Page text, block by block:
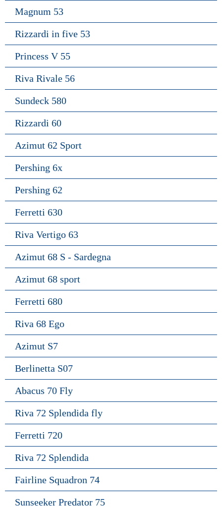
Magnum 53
Rizzardi in five 53
Princess V 55
Riva Rivale 56
Sundeck 580
Rizzardi 60
Azimut 62 Sport
Pershing 6x
Pershing 62
Ferretti 630
Riva Vertigo 63
Azimut 68 S - Sardegna
Azimut 68 sport
Ferretti 680
Riva 68 Ego
Azimut S7
Berlinetta S07
Abacus 70 Fly
Riva 72 Splendida fly
Ferretti 720
Riva 72 Splendida
Fairline Squadron 74
Sunseeker Predator 75